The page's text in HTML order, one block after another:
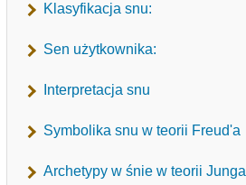
Klasyfikacja snu:
Sen użytkownika:
Interpretacja snu
Symbolika snu w teorii Freud'a
Archetypy w śnie w teorii Junga